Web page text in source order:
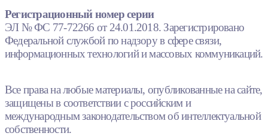
Регистрационный номер серии
ЭЛ № ФС 77-72266 от 24.01.2018. Зарегистрировано
Федеральной службой по надзору в сфере связи,
информационных технологий и массовых коммуникаций.
Все права на любые материалы, опубликованные на сайте,
защищены в соответствии с российским и
международным законодательством об интеллектуальной
собственности.